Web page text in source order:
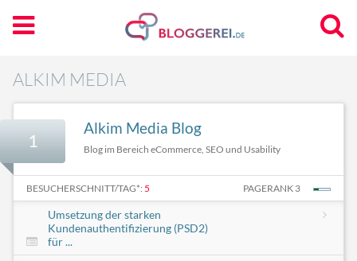
ALKIM MEDIA
1
Alkim Media Blog
Blog im Bereich eCommerce, SEO und Usability
BESUCHERSCHNITT/TAG*: 5 PAGERANK 3
Umsetzung der starken
Kundenauthentifizierung (PSD2)
für ...